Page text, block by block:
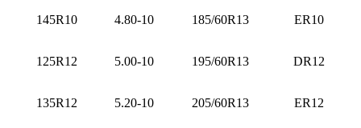
145R10 4.80-10 185/60R13 ER10
125R12 5.00-10 195/60R13 DR12
135R12 5.20-10 205/60R13 ER12